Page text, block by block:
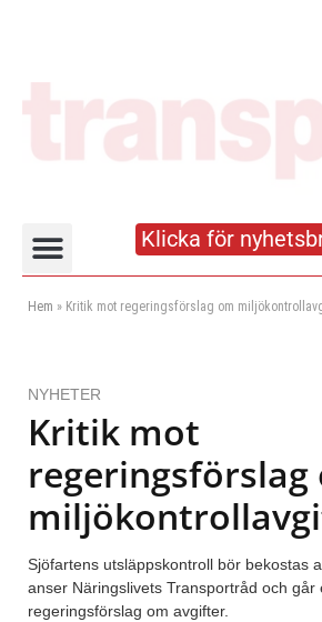
Klicka för
Hem » Kritik mot regeringsförslag om
NYHETER
Kritik mot
regeringsförslag
Sjöfartens utsläppskontroll bör bekostas
anser Näringslivets Transportråd och går
regeringsförslag om avgifter.